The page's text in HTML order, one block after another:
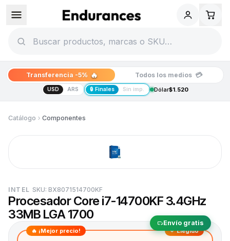
Transferencia -5% 🔥 Todos los medios 💳
USD ARS 🔒 Finales Sin imp. Dólar$1.520
Catálogo Componentes
INTEL SKU: BX8071514700KF
Procesador Core i7-14700KF 3.4GHz
33MB LGA 1700
Envío gratis
🔥 ¡Mejor precio! ✓ Elegido